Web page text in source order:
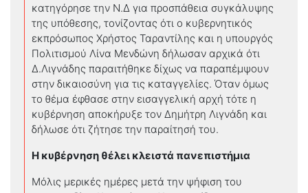
κατηγόρησε την Ν.Δ για προσπάθεια συγκάλυψης
της υπόθεσης, τονίζοντας ότι ο κυβερνητικός
εκπρόσωπος Χρήστος Ταραντίλης και η υπουργός
Πολιτισμού Λίνα Μενδώνη δήλωσαν αρχικά ότι
Δ.Λιγνάδης παραιτήθηκε δίχως να παραπέμψουν
στην δικαιοσύνη για τις καταγγελίες. Όταν όμως
το θέμα έφθασε στην εισαγγελική αρχή τότε η
κυβέρνηση αποκήρυξε τον Δημήτρη Λιγνάδη και
δήλωσε ότι ζήτησε την παραίτησή του.
Η κυβέρνηση θέλει κλειστά πανεπιστήμια
Μόλις μερικές ημέρες μετά την ψήφιση του